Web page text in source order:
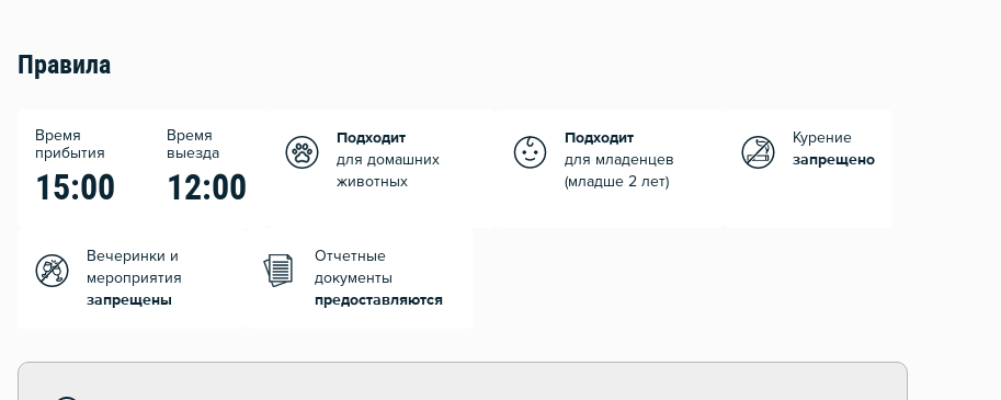
Правила
Время
прибытия
15:00
Время
выезда
12:00
Подходит
для домашних
животных
Подходит
для младенцев
(младше 2 лет)
Курение
запрещено
Вечеринки и
мероприятия
запрещены
Отчетные
документы
предоставляются